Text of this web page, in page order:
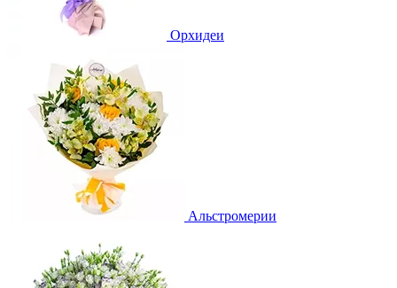
Орхидеи
Альстромерии